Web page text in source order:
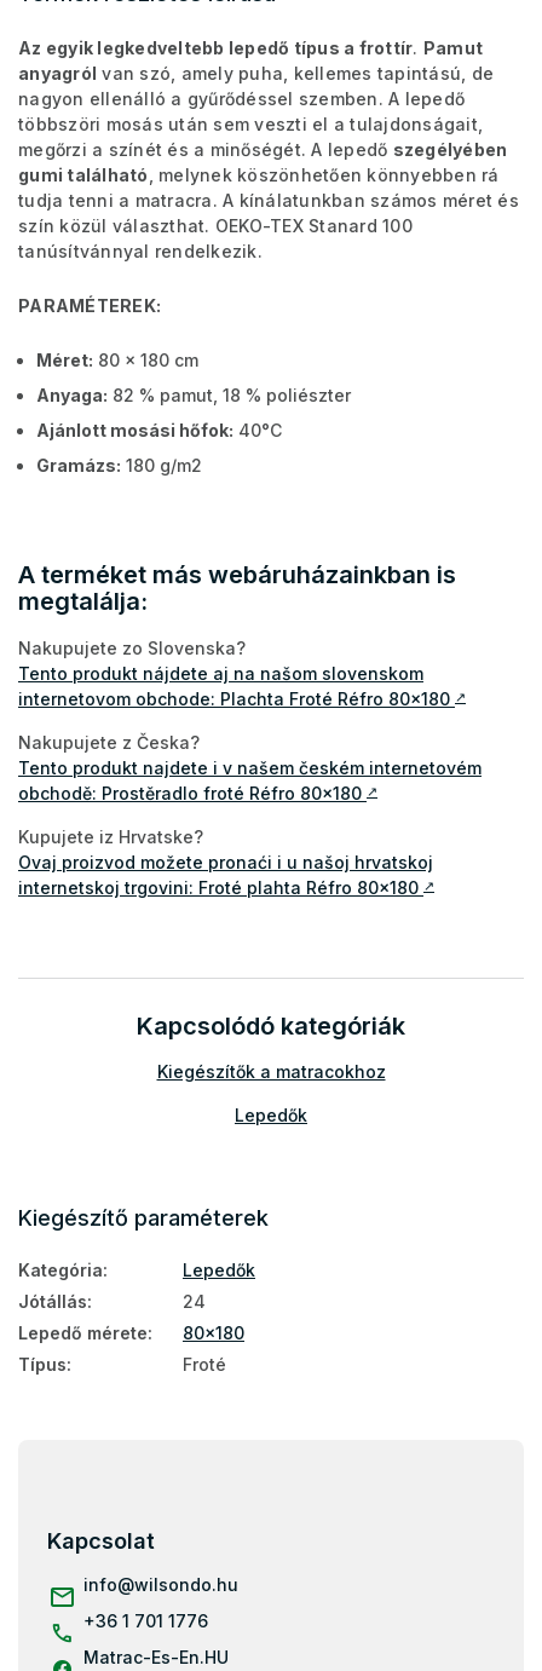
Az egyik legkedveltebb lepedő típus a frottír. Pamut
anyagról van szó, amely puha, kellemes tapintású, de
nagyon ellenálló a gyűrődéssel szemben. A lepedő
többszöri mosás után sem veszti el a tulajdonságait,
megőrzi a színét és a minőségét. A lepedő szegélyében
gumi található , melynek köszönhetően könnyebben rá
tudja tenni a matracra. A kínálatunkban számos méret és
szín közül választhat. OEKO-TEX Stanard 100
tanúsítvánnyal rendelkezik.
PARAMÉTEREK:
Méret: 80 x 180 cm
Anyaga: 82 % pamut, 18 % poliészter
Ajánlott mosási hőfok: 40°C
Gramázs: 180 g/m2
A terméket más webáruházainkban is
megtalálja:
Nakupujete zo Slovenska?
Tento produkt nájdete aj na našom slovenskom
internetovom obchode: Plachta Froté Réfro 80x180 ↗
Nakupujete z Česka?
Tento produkt najdete i v našem českém internetovém
obchodě: Prostěradlo froté Réfro 80x180 ↗
Kupujete iz Hrvatske?
Ovaj proizvod možete pronaći i u našoj hrvatskoj
internetskoj trgovini: Froté plahta Réfro 80x180 ↗
Kapcsolódó kategóriák
Kiegészítők a matracokhoz
Lepedők
Kiegészítő paraméterek
Kategória:
Lepedők
Jótállás:
24
Lepedő mérete:
80x180
Típus: Froté
Kapcsolat
info@wilsondo.hu
+36 1 701 1776
Matrac-Es-En.HU